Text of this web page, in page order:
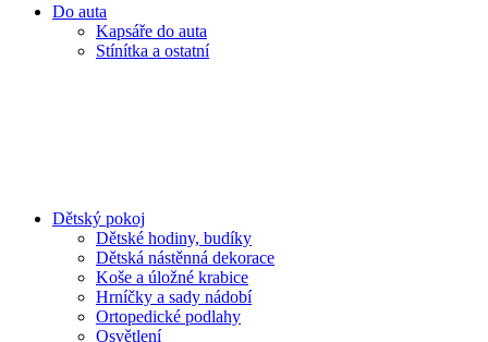
Do auta
Kapsáře do auta
Stínítka a ostatní
Dětský pokoj
Dětské hodiny, budíky
Dětská nástěnná dekorace
Koše a úložné krabice
Hrníčky a sady nádobí
Ortopedické podlahy
Osvětlení